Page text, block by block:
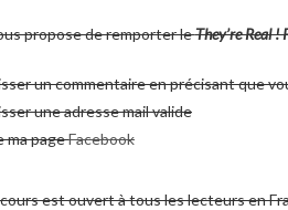
propose de remporter leThey’re Real !
un commentaire en précisant que
une adresse mail valide
ma pageFacebook
est ouvert à tous les lecteurs en